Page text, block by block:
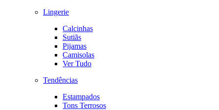
Lingerie
Calcinhas
Sutiãs
Pijamas
Camisolas
Ver Tudo
Tendências
Estampados
Tons Terrosos